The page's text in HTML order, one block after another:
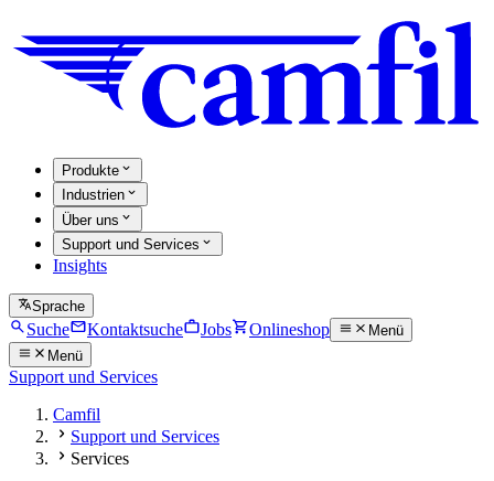
Produkte
Industrien
Über uns
Support und Services
Insights
Sprache
Suche Kontaktsuche Jobs Onlineshop
Menü
Menü
Support und Services
Camfil
Support und Services
Services